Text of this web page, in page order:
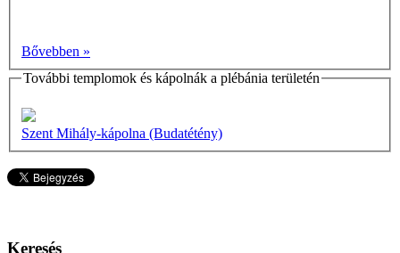
Bővebben »
További templomok és kápolnák a plébánia területén
Szent Mihály-kápolna (Budatétény)
Keresés